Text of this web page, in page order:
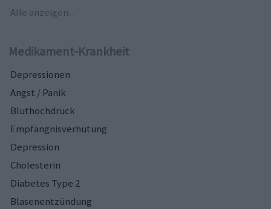
Alle anzeigen...
Medikament-Krankheit
Depressionen
Angst / Panik
Bluthochdruck
Empfängnisverhütung
Depression
Cholesterin
Diabetes Type 2
Blasenentzündung